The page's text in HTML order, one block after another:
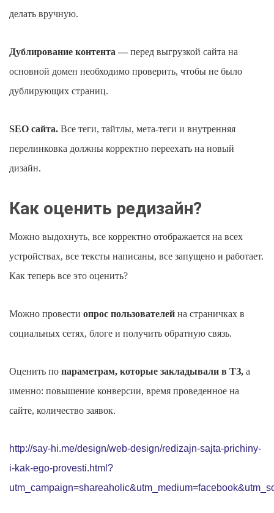
делать вручную.
Дублирование контента — перед выгрузкой сайта на
основной домен необходимо проверить, чтобы не было
дублирующих страниц.
SEO сайта. Все теги, тайтлы, мета-теги и внутренняя
перелинковка должны корректно переехать на новый
дизайн.
Как оценить редизайн?
Можно выдохнуть, все корректно отображается на всех
устройствах, все тексты написаны, все запущено и работает.
Как теперь все это оценить?
Можно провести опрос пользователей на страничках в
социальных сетях, блоге и получить обратную связь.
Оценить по параметрам, которые закладывали в ТЗ, а
именно: повышение конверсии, время проведенное на
сайте, количество заявок.
http://say-hi.me/design/web-design/redizajn-sajta-prichiny-
i-kak-ego-provesti.html?